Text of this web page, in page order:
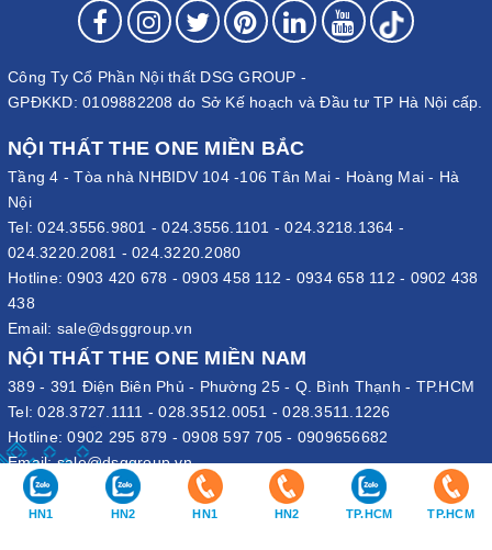
Công Ty Cổ Phần Nội thất DSG GROUP -
GPĐKKD: 0109882208 do Sở Kế hoạch và Đầu tư TP Hà Nội cấp.
NỘI THẤT THE ONE MIỀN BẮC
Tầng 4 - Tòa nhà NHBIDV 104 -106 Tân Mai - Hoàng Mai - Hà
Nội
Tel:024.3556.9801 -024.3556.1101 -024.3218.1364 -
024.3220.2081 - 024.3220.2080
Hotline:0903 420 678 - 0903 458 112 - 0934 658 112 - 0902 438
438
Email: sale@dsggroup.vn
NỘI THẤT THE ONE MIỀN NAM
389 - 391 Điện Biên Phủ - Phường 25 - Q. Bình Thạnh - TP.HCM
Tel:028.3727.1111 -028.3512.0051 -028.3511.1226
Hotline:0902 295 879 - 0908 597 705 - 0909656682
Email:sale@dsggroup.vn
VĂN PHÒNG TẬP ĐOÀN
109 Trần Hưng Đạo - P. Cửa Nam - Q. Hoàn Kiếm - Hà Nội
HN1 HN2 HN1 HN2 TP.HCM TP.HCM